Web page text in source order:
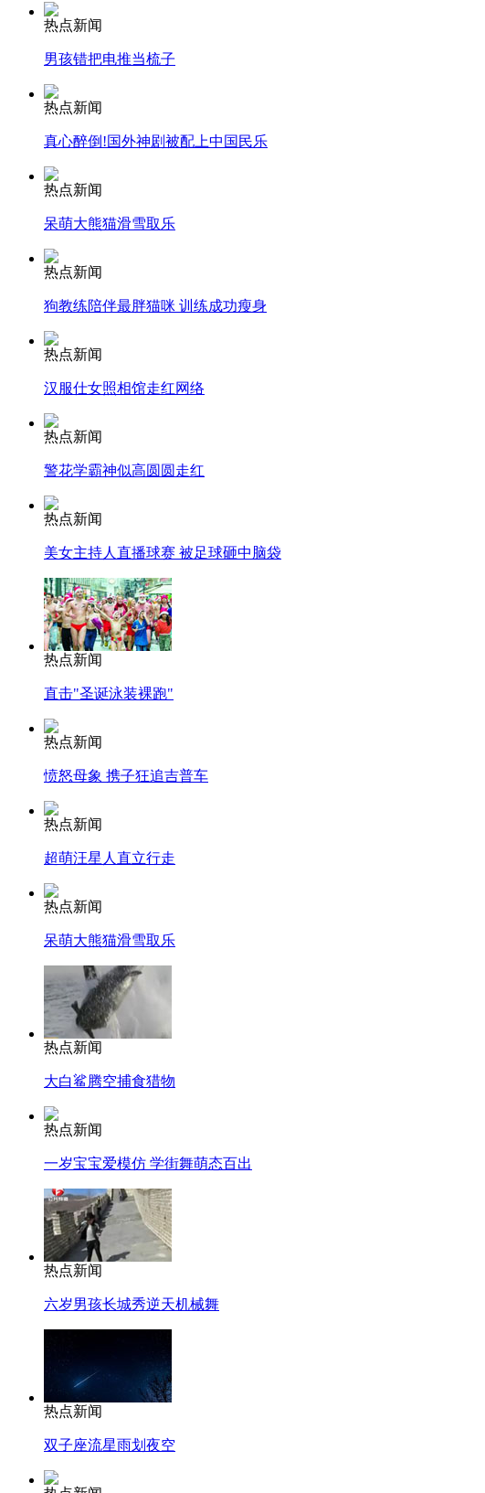
女孩北京地铁殴打老人 痛下狠手拳打脚踢
无痛分娩是否安全 医生回应
外交部：反对强权政治霸凌主义
外交部：有关国家言论片面不公正
安徽一实载49人客车翻车
走！跟着总书记去植树
消防员救轻生者 花炮节热闹非凡
纽约上演“枕头大战”
司机酒驾遇交警 急速倒车逃窜
热点新闻
男孩错把电推当梳子
热点新闻
真心醉倒!国外神剧被配上中国民乐
热点新闻
呆萌大熊猫滑雪取乐
热点新闻
狗教练陪伴最胖猫咪 训练成功瘦身
热点新闻
汉服仕女照相馆走红网络
热点新闻
警花学霸神似高圆圆走红
热点新闻
美女主持人直播球赛 被足球砸中脑袋
热点新闻
直击"圣诞泳装裸跑"
热点新闻
愤怒母象 携子狂追吉普车
热点新闻
超萌汪星人直立行走
热点新闻
呆萌大熊猫滑雪取乐
热点新闻
大白鲨腾空捕食猎物
热点新闻
一岁宝宝爱模仿 学街舞萌态百出
热点新闻
六岁男孩长城秀逆天机械舞
热点新闻
双子座流星雨划夜空